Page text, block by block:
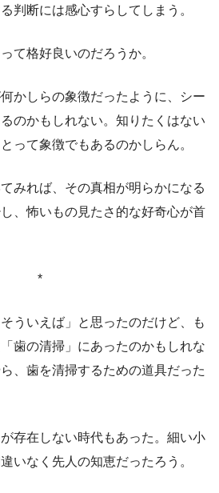
判断には感心すらしてしまう。
て格好良いのだろうか。
かしらの象徴だったように、シー
のかもしれない。知りたくはない
って象徴でもあるのかしらん。
みれば、その真相が明らかになる
、怖いもの見たさ的な好奇心が首
*
ういえば」と思ったのだけど、も
歯の清掃」にあったのかもしれな
、歯を清掃するための道具だった
存在しない時代もあった。細い小
いなく先人の知恵だったろう。